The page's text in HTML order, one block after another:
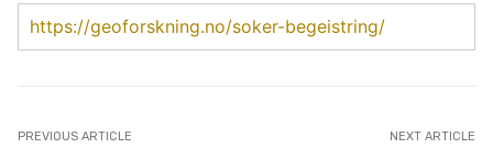
https://geoforskning.no/soker-begeistring/
PREVIOUS ARTICLE NEXT ARTICLE